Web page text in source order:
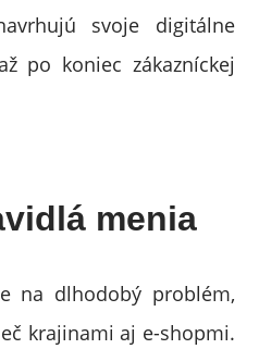
svoje digitálne
po koniec zákazníckej
menia
na dlhodobý problém,
krajinami aj e-shopmi.